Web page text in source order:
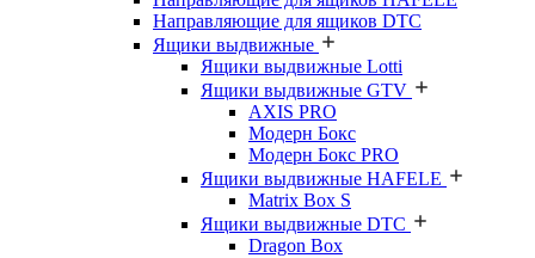
Направляющие для ящиков DTC
Ящики выдвижные
Ящики выдвижные Lotti
Ящики выдвижные GTV
AXIS PRO
Модерн Бокс
Модерн Бокс PRO
Ящики выдвижные HAFELE
Matrix Box S
Ящики выдвижные DTC
Dragon Box